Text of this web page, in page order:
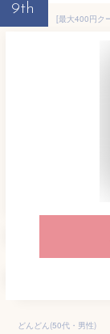
9th
どんどん(50代・男性)